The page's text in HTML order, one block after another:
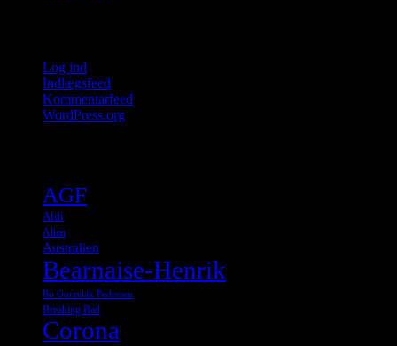
Log ind
Indlægsfeed
Kommentarfeed
WordPress.org
AGF
Aldi
Alien
Australien
Bearnaise-Henrik
Bo Gorzelak Pedersen
Breaking Bad
Corona